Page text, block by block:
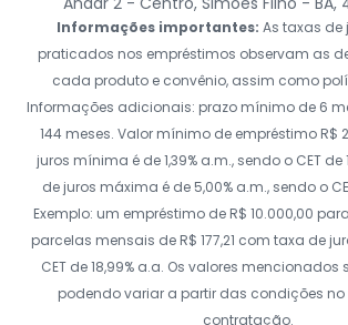
Informações importantes: As taxas de
praticados nos empréstimos observam as
cada produto e convênio, assim como
Informações adicionais: prazo mínimo de 6
144 meses. Valor mínimo de empréstimo R$
juros mínima é de 1,39% a.m., sendo o CET de
de juros máxima é de 5,00% a.m., sendo o
Exemplo: um empréstimo de R$ 10.000,00
parcelas mensais de R$ 177,21 com taxa de
CET de 18,99% a.a. Os valores
podendo variar a partir das condições
contratação.